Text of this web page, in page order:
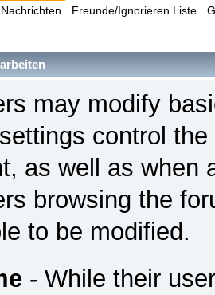
Freunde/Ignorieren Liste
may modify
control
as well as when
browsing the
to be modified.
- While their